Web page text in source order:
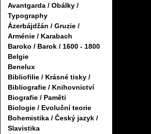
Avantgarda / Obálky /
Typography
Ázerbájdžán / Gruzie /
Arménie / Karabach
Baroko / Barok / 1600 - 1800
Belgie
Benelux
Bibliofilie / Krásné tisky /
Bibliografie / Knihovnictví
Biografie / Paměti
Biologie / Evoluční teorie
Bohemistika / Český jazyk /
Slavistika